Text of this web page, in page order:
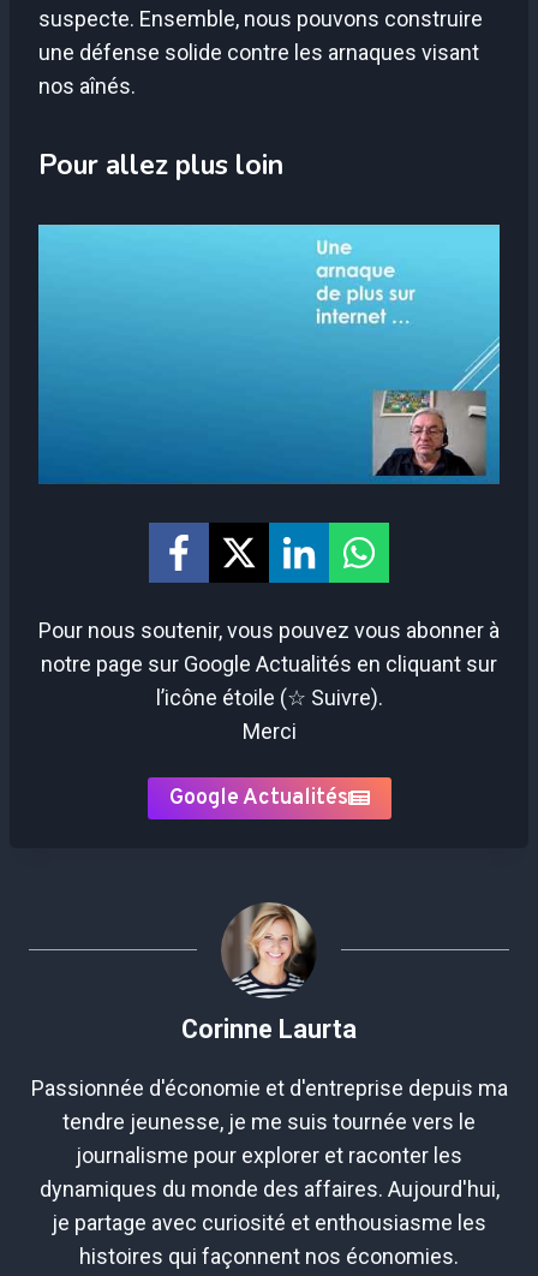
suspecte. Ensemble, nous pouvons construire
une défense solide contre les arnaques visant
nos aînés.
Pour allez plus loin
Pour nous soutenir, vous pouvez vous abonner à
notre page sur Google Actualités en cliquant sur
l’icône étoile (☆ Suivre).
Merci
Google Actualités
Corinne Laurta
Passionnée d'économie et d'entreprise depuis ma
tendre jeunesse, je me suis tournée vers le
journalisme pour explorer et raconter les
dynamiques du monde des affaires. Aujourd'hui,
je partage avec curiosité et enthousiasme les
histoires qui façonnent nos économies.